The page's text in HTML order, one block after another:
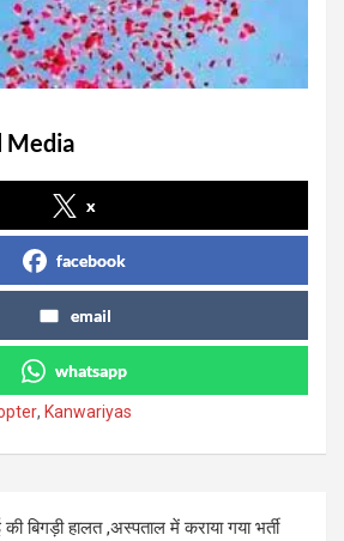
Media
x
facebook
email
whatsapp
, Kanwariyas
बिगड़ी हालत ,अस्पताल में कराया गया भर्ती